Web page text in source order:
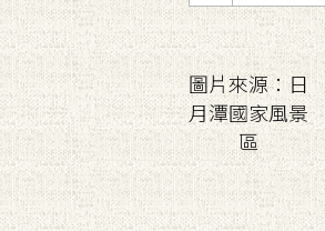
圖片來源：日
月潭國家風景
區